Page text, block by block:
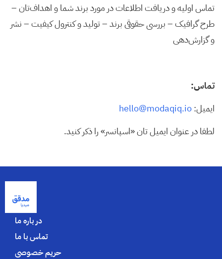
تماس اولیه و دریافت اطلاعات در مورد برند شما و اهداف‌تان –
طرح گرافیک – بررسی حقوقی برند – تولید و کنترول کیفیت – نشر
و گزارش‌دهی
تماس:
ایمیل:hello@modaqiq.io
لطفا در عنوان ایمیل تان «اسپانسر» را ذکر کنید.
در باره ما
تماس با ما
حریم خصوصی